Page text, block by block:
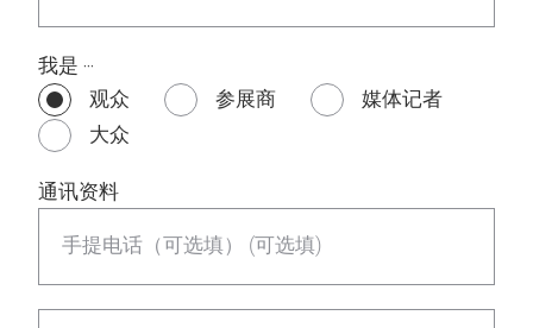
我是 ‧‧‧
观众
参展商
媒体记者
大众
通讯资料
手提电话（可选填） (可选填)